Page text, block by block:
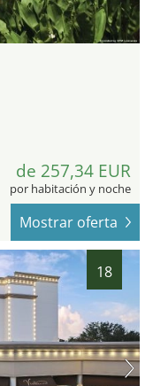
de 257,34 EUR
por habitación y noche
Mostrar oferta
18